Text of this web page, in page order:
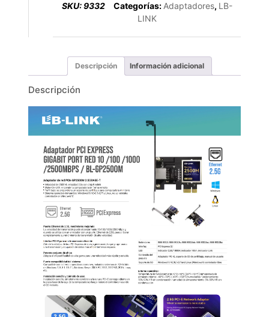
SKU:9332 Categorías: Adaptadores, LB-
LINK
Descripción Información adicional
Descripción